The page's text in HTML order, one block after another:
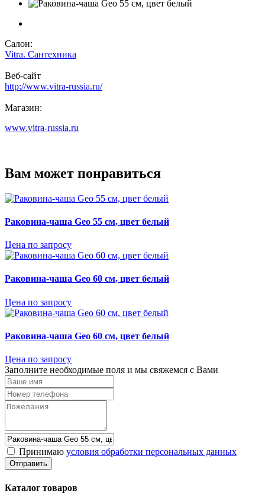
Салон:
Vitra. Сантехника
Веб-сайт
http://www.vitra-russia.ru/
Магазин:
www.vitra-russia.ru
Вам может понравиться
Раковина-чаша Geo 55 см, цвет белый
Цена по запросу
Раковина-чаша Geo 60 см, цвет белый
Цена по запросу
Раковина-чаша Geo 60 см, цвет белый
Цена по запросу
Заполните необходимые поля и мы свяжемся с Вами
Принимаю условия обработки персональных данных
Каталог товаров